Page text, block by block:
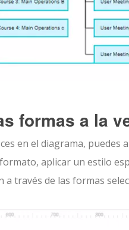
formas a la
en el diagrama, puedes
aplicar un estilo
través de las formas